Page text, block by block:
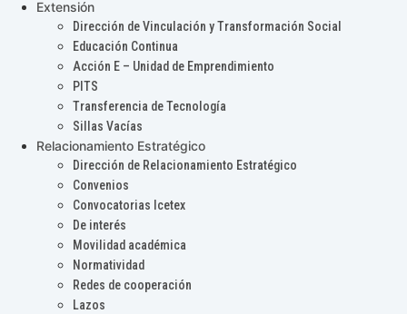
Extensión
Dirección de Vinculación y Transformación Social
Educación Continua
Acción E – Unidad de Emprendimiento
PITS
Transferencia de Tecnología
Sillas Vacías
Relacionamiento Estratégico
Dirección de Relacionamiento Estratégico
Convenios
Convocatorias Icetex
De interés
Movilidad académica
Normatividad
Redes de cooperación
Lazos